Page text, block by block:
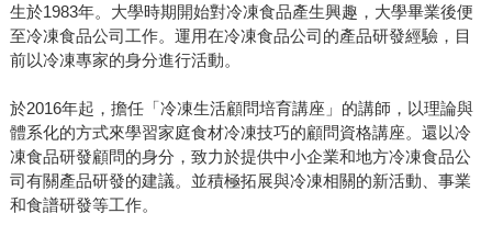
生於1983年。大學時期開始對冷凍食品產生興趣，大學畢業後便
至冷凍食品公司工作。運用在冷凍食品公司的產品研發經驗，目
前以冷凍專家的身分進行活動。
於2016年起，擔任「冷凍生活顧問培育講座」的講師，以理論與
體系化的方式來學習家庭食材冷凍技巧的顧問資格講座。還以冷
凍食品研發顧問的身分，致力於提供中小企業和地方冷凍食品公
司有關產品研發的建議。並積極拓展與冷凍相關的新活動、事業
和食譜研發等工作。